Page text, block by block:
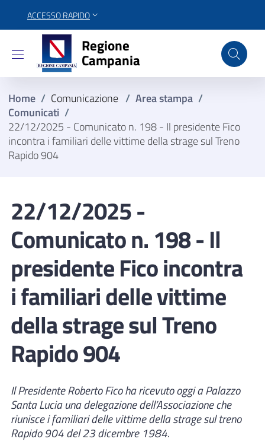
ACCESSO RAPIDO
Regione Campania
Regione
Campania
Home / Comunicazione / Area stampa /
Comunicati /
22/12/2025 - Comunicato n. 198 - Il presidente Fico
incontra i familiari delle vittime della strage sul Treno
Rapido 904
22/12/2025 -
Comunicato n. 198 - Il
presidente Fico incontra
i familiari delle vittime
della strage sul Treno
Rapido 904
Il Presidente Roberto Fico ha ricevuto oggi a Palazzo
Santa Lucia una delegazione dell’Associazione che
riunisce i familiari delle vittime della strage sul treno
Rapido 904 del 23 dicembre 1984.